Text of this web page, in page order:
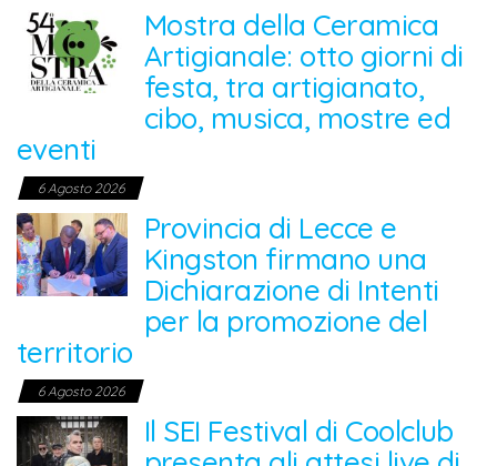
Mostra della Ceramica
Artigianale: otto giorni di
festa, tra artigianato,
cibo, musica, mostre ed
eventi
6 Agosto 2026
Provincia di Lecce e
Kingston firmano una
Dichiarazione di Intenti
per la promozione del
territorio
6 Agosto 2026
Il SEI Festival di Coolclub